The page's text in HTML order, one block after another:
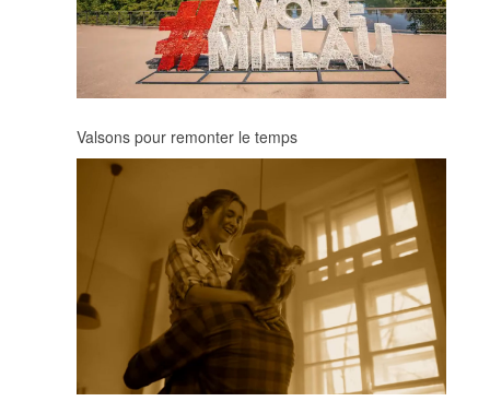
Valsons pour remonter le temps